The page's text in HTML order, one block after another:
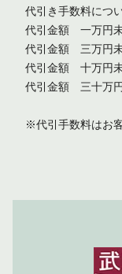
代引き手数料につ
代引金額 一万円
代引金額 三万円
代引金額 十万円
代引金額 三十万
※代引手数料はお